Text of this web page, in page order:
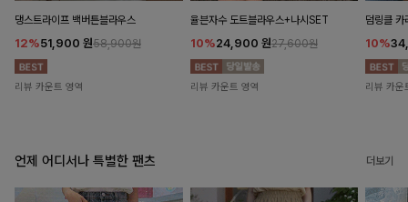
댕스트라이프 백버튼블라우스
12%51,900 원58,900원
리뷰 카운트 영역
율븐자수 도트블라우스+나시SET
10%24,900 원27,600원
리뷰 카운트 영역
덤링클 카
10%
리뷰 카운
언제 어디서나 특별한 팬츠 더보기